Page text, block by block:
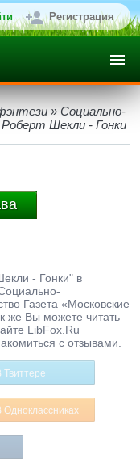
Регистрация
» Социально-
Роберт Шекли - Гонки
- Гонки" в
Газета «Московские
же Вы можете читать
LibFox.Ru
с отзывами.
Твиттере
Одноклассниках